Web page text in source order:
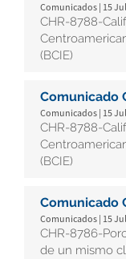
Comunicados | 15
CHR-8788-
(BCIE)
Comunicado
Comunicados | 15
CHR-8788-
(BCIE)
Comunicado
Comunicados | 15
CHR-8786-
de un mismo